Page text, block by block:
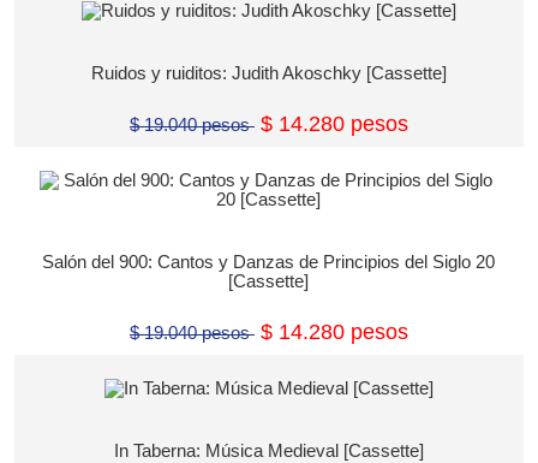
Ruidos y ruiditos: Judith Akoschky [Cassette]
$ 19.040 pesos $ 14.280 pesos
Salón del 900: Cantos y Danzas de Principios del Siglo 20
[Cassette]
$ 19.040 pesos $ 14.280 pesos
In Taberna: Música Medieval [Cassette]